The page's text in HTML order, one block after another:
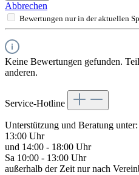
Abbrechen
Bewertungen nur in der aktuellen
Keine Bewertungen gefunden.
anderen.
Service-Hotline
Unterstützung und Beratung unter:
13:00 Uhr
und 14:00 - 18:00 Uhr
Sa 10:00 - 13:00 Uhr
außerhalb der Zeit nur nach